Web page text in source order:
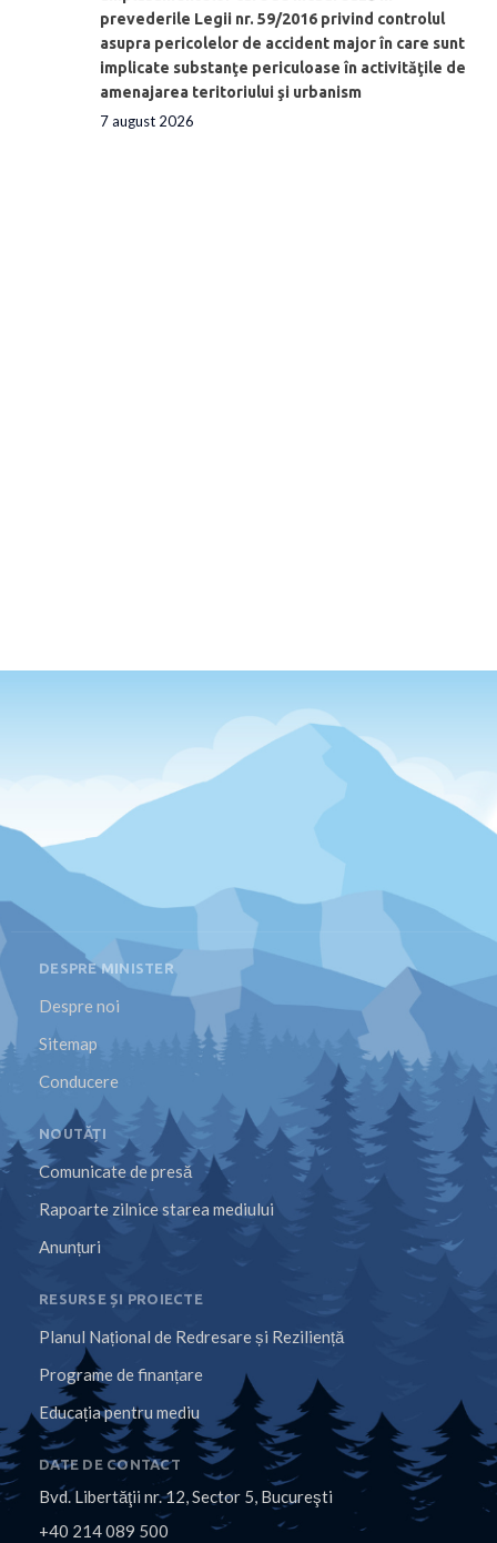
prevederile Legii nr. 59/2016 privind controlul
asupra pericolelor de accident major în care sunt
implicate substanţe periculoase în activităţile de
amenajarea teritoriului şi urbanism
7 august 2026
DESPRE MINISTER
Despre noi
Sitemap
Conducere
NOUTĂȚI
Comunicate de presă
Rapoarte zilnice starea mediului
Anunțuri
RESURSE ȘI PROIECTE
Planul Național de Redresare și Reziliență
Programe de finanțare
Educația pentru mediu
DATE DE CONTACT
Bvd. Libertăţii nr. 12, Sector 5, Bucureşti
+40 214 089 500